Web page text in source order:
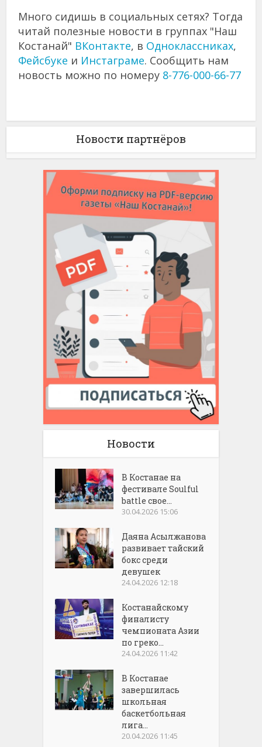
Много сидишь в социальных сетях? Тогда
читай полезные новости в группах "Наш
Костанай" ВКонтакте, в Одноклассниках,
Фейсбуке и Инстаграме. Сообщить нам
новость можно по номеру 8-776-000-66-77
Новости партнёров
Новости
В Костанае на
фестивале Soulful
battle свое...
30.04.2026 15:06
Даяна Асылжанова
развивает тайский
бокс среди
девушек
24.04.2026 12:18
Костанайскому
финалисту
чемпионата Азии
по греко...
24.04.2026 11:42
В Костанае
завершилась
школьная
баскетбольная
лига...
20.04.2026 11:45